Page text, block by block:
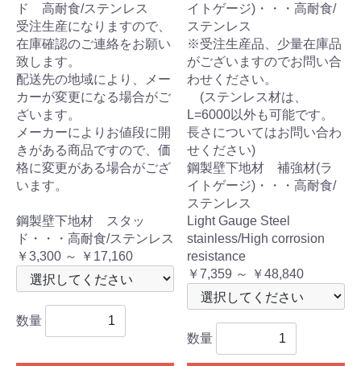
ド 高耐食/ステンレス
受注生産になりますので、
在庫確認のご連絡をお願い
致します。
配送先の地域により、メー
カーが変更になる場合がご
ざいます。
メーカーによりお値段に開
きがある商品ですので、価
格に変更がある場合がござ
います。
鋼製壁下地材 スタッ
ド・・・高耐食/ステンレス
￥3,300 ～ ￥17,160
数量
イトゲージ)・・・高耐食/
ステンレス
※受注生産品、少量在庫品
がございますのでお問い合
わせください。
(ステンレス材は、
L=6000以外も可能です。
長さについてはお問い合わ
せください)
鋼製壁下地材 補強材(ラ
イトゲージ)・・・高耐食/
ステンレス
Light Gauge Steel
stainless/High corrosion
resistance
￥7,359 ～ ￥48,840
数量